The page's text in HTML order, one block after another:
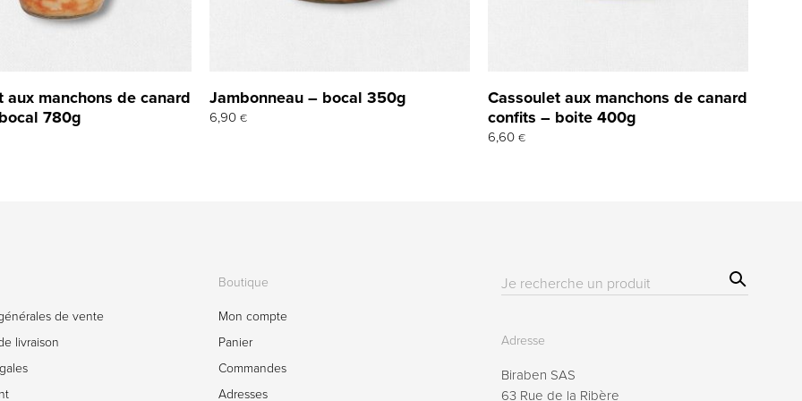
aux manchons de canard
780g
Jambonneau – bocal 350g
6,90 €
Cassoulet aux manchons de canard
confits – boite 400g
6,60 €
de vente
livraison
Boutique
Mon compte
Panier
Commandes
Adresses
Résultat(s)
Sear
ch
Adresse
Biraben SAS
63 Rue de la Ribère